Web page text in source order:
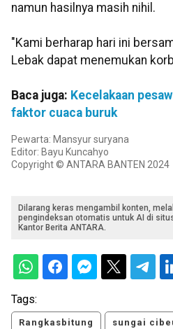
namun hasilnya masih nihil.
"Kami berharap hari ini
Lebak dapat menemukan
Baca juga: Kecelakaan
faktor cuaca buruk
Pewarta: Mansyur suryana
Editor: Bayu Kuncahyo
Copyright © ANTARA BANTEN 2024
Dilarang keras mengambil konten,
pengindeksan otomatis untuk AI di
Kantor Berita ANTARA.
Tags:
Rangkasbitung sungai